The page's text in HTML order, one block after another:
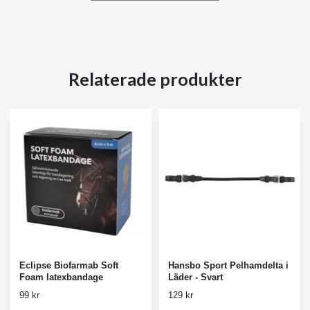
Relaterade produkter
Eclipse Biofarmab Soft
Foam latexbandage
99 kr
Hansbo Sport Pelhamdelta i
Läder - Svart
129 kr